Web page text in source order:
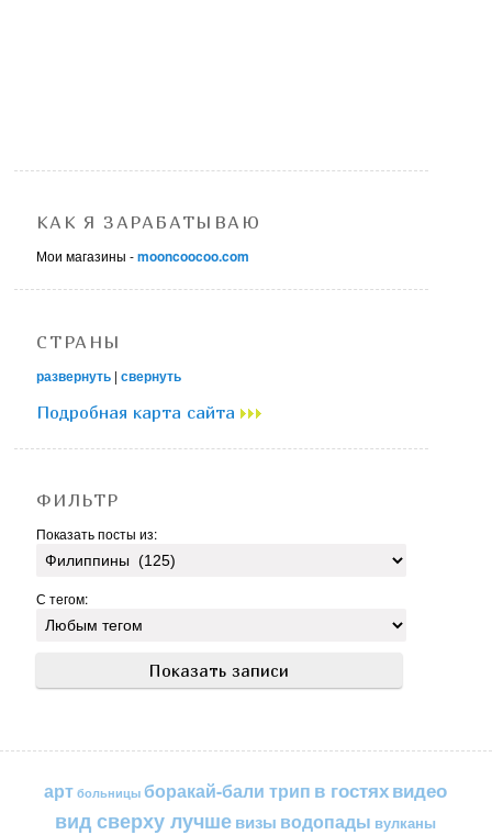
КАК Я ЗАРАБАТЫВАЮ
Мои магазины -mooncoocoo.com
СТРАНЫ
развернуть |свернуть
Подробная карта сайта
ФИЛЬТР
Показать посты из:
С тегом:
арт больницы боракай-бали трип в гостяхвидео
вид сверху лучшевизы водопады вулканы